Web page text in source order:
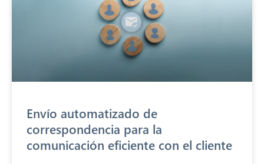
Envío automatizado de
correspondencia para la
comunicación eficiente con el cliente